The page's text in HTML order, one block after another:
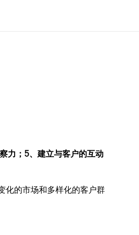
力；5、建立与客户的互动
化的市场和多样化的客户群